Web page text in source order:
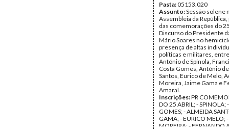
Pasta:05153.020
Assunto:Sessão solene
Assembleia da
das comemorações do
Discurso do Presidente
Mário Soares no
presença de altas
políticas e militares,
António de Spínola,
Costa Gomes, António
Santos, Eurico de Melo,
Moreira, Jaime Gama e
Amaral.
Inscrições:PR
DO 25 ABRIL; - SPINOLA;
GOMES; - ALMEIDA
GAMA; - EURICO MELO;
MOREIRA; - FERNANDO